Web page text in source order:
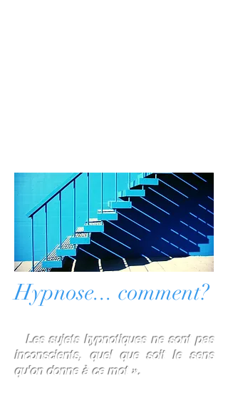
Hypnose... comment?
Les sujets hypnotiques ne sont pas
inconscients, quel que soit le sens
qu’on donne à ce mot ».